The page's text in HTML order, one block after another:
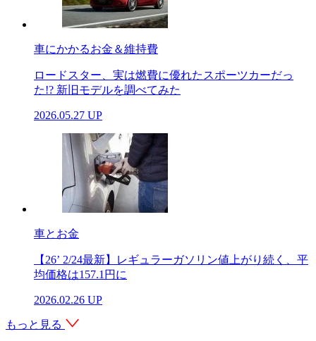
車にかかるお金＆維持費
ロードスター、実は燃費に優れたスポーツカーだっ
た!? 新旧モデルを調べてみた
2026.05.27 UP
車とお金
【26’ 2/24最新】レギュラーガソリン値上がり続く、平
均価格は157.1円に
2026.02.26 UP
もっと見る